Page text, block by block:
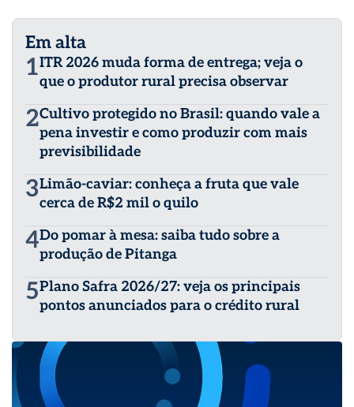
Em alta
1ITR 2026 muda forma de entrega; veja o
que o produtor rural precisa observar
2Cultivo protegido no Brasil: quando vale a
pena investir e como produzir com mais
previsibilidade
3Limão-caviar: conheça a fruta que vale
cerca de R$2 mil o quilo
4Do pomar à mesa: saiba tudo sobre a
produção de Pitanga
5Plano Safra 2026/27: veja os principais
pontos anunciados para o crédito rural